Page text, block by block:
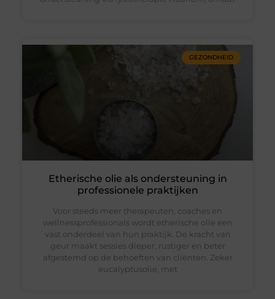
GEZONDHEID
Etherische olie als ondersteuning in
professionele praktijken
Voor steeds meer therapeuten, coaches en
wellnessprofessionals wordt etherische olie een
vast onderdeel van hun praktijk. De kracht van
geur maakt sessies dieper, rustiger en beter
afgestemd op de behoeften van cliënten. Zeker
eucalyptusolie, met